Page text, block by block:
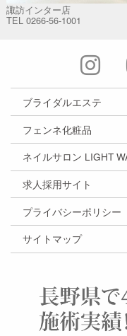
諏訪インター店
TEL 0266-56-1001
ブライダルエステ
フェンネ化粧品
ネイルサロン LIGHT
求人採用サイト
プライバシーポリシー
サイトマップ